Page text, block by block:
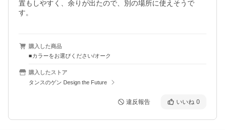
置もしやすく、余りが出たので、別の場所に使えそうで
す。
購入した商品
■カラーをお選びください/オーク
購入したストア
タンスのゲン Design the Future
違反報告 いいね 0